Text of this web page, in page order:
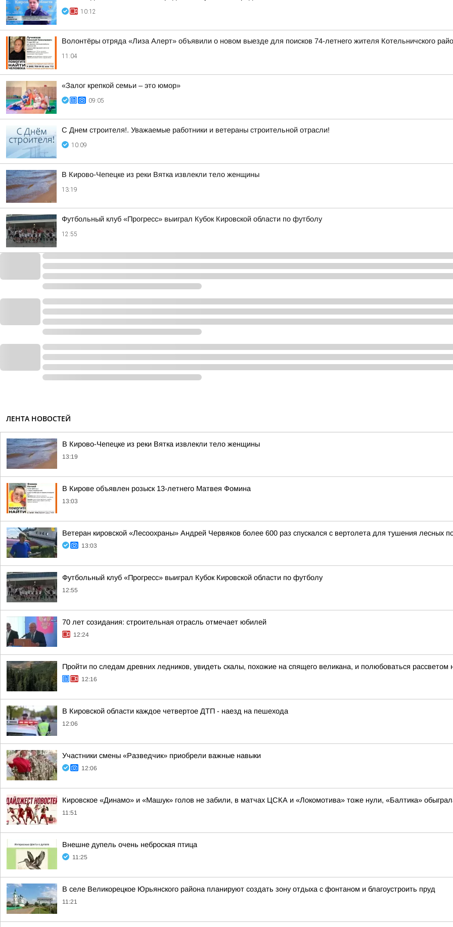
10:12
Волонтёры отряда «Лиза Алерт» объявили о новом выезде для поисков 74-летнего жителя Котельничского
11:04
«Залог крепкой семьи – это юмор»
09:05
С Днем строителя!. Уважаемые работники и ветераны строительной отрасли!
10:09
В Кирово-Чепецке из реки Вятка извлекли тело женщины
13:19
Футбольный клуб «Прогресс» выиграл Кубок Кировской области по футболу
12:55
ЛЕНТА НОВОСТЕЙ
В Кирово-Чепецке из реки Вятка извлекли тело женщины
13:19
В Кирове объявлен розыск 13-летнего Матвея Фомина
13:03
Ветеран кировской «Лесоохраны» Андрей Червяков более 600 раз спускался с вертолета для тушения лесных
13:03
Футбольный клуб «Прогресс» выиграл Кубок Кировской области по футболу
12:55
70 лет созидания: строительная отрасль отмечает юбилей
12:24
Пройти по следам древних ледников, увидеть скалы, похожие на спящего великана, и полюбоваться рассветом
12:16
В Кировской области каждое четвертое ДТП - наезд на пешехода
12:06
Участники смены «Разведчик» приобрели важные навыки
12:06
Кировское «Динамо» и «Машук» голов не забили, в матчах ЦСКА и «Локомотива» тоже нули, «Балтика»
11:51
Внешне дупель очень неброская птица
11:25
В селе Великорецкое Юрьянского района планируют создать зону отдыха с фонтаном и благоустроить пруд
11:21